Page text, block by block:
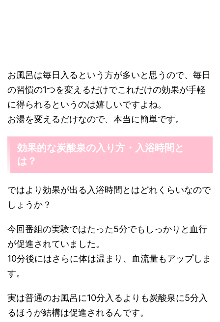
お風呂は毎日入るという方が多いと思うので、毎日
の習慣の1つを変えるだけでこれだけの効果が手軽
に得られるというのは嬉しいですよね。
お湯を変えるだけなので、本当に簡単です。
効果的な炭酸泉の入り方・入浴時間と
は？
ではより効果が出る入浴時間とはどれくらいなので
しょうか？
今回番組の実験ではたった5分でもしっかりと血行
が促進されていました。
10分後にはさらに体は温まり、血流量もアップしま
す。
実は普通のお風呂に10分入るよりも炭酸泉に5分入
るほうが結構は促進されるんです。